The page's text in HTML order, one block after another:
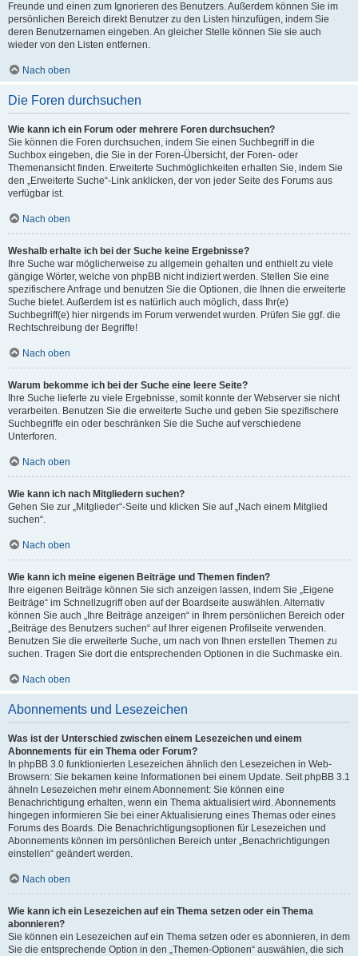
Freunde und einen zum Ignorieren des Benutzers. Außerdem können Sie im
persönlichen Bereich direkt Benutzer zu den Listen hinzufügen, indem Sie
deren Benutzernamen eingeben. An gleicher Stelle können Sie sie auch
wieder von den Listen entfernen.
Nach oben
Die Foren durchsuchen
Wie kann ich ein Forum oder mehrere Foren durchsuchen?
Sie können die Foren durchsuchen, indem Sie einen Suchbegriff in die
Suchbox eingeben, die Sie in der Foren-Übersicht, der Foren- oder
Themenansicht finden. Erweiterte Suchmöglichkeiten erhalten Sie, indem Sie
den „Erweiterte Suche“-Link anklicken, der von jeder Seite des Forums aus
verfügbar ist.
Nach oben
Weshalb erhalte ich bei der Suche keine Ergebnisse?
Ihre Suche war möglicherweise zu allgemein gehalten und enthielt zu viele
gängige Wörter, welche von phpBB nicht indiziert werden. Stellen Sie eine
spezifischere Anfrage und benutzen Sie die Optionen, die Ihnen die erweiterte
Suche bietet. Außerdem ist es natürlich auch möglich, dass Ihr(e)
Suchbegriff(e) hier nirgends im Forum verwendet wurden. Prüfen Sie ggf. die
Rechtschreibung der Begriffe!
Nach oben
Warum bekomme ich bei der Suche eine leere Seite?
Ihre Suche lieferte zu viele Ergebnisse, somit konnte der Webserver sie nicht
verarbeiten. Benutzen Sie die erweiterte Suche und geben Sie spezifischere
Suchbegriffe ein oder beschränken Sie die Suche auf verschiedene
Unterforen.
Nach oben
Wie kann ich nach Mitgliedern suchen?
Gehen Sie zur „Mitglieder“-Seite und klicken Sie auf „Nach einem Mitglied
suchen“.
Nach oben
Wie kann ich meine eigenen Beiträge und Themen finden?
Ihre eigenen Beiträge können Sie sich anzeigen lassen, indem Sie „Eigene
Beiträge“ im Schnellzugriff oben auf der Boardseite auswählen. Alternativ
können Sie auch „Ihre Beiträge anzeigen“ in Ihrem persönlichen Bereich oder
„Beiträge des Benutzers suchen“ auf Ihrer eigenen Profilseite verwenden.
Benutzen Sie die erweiterte Suche, um nach von Ihnen erstellen Themen zu
suchen. Tragen Sie dort die entsprechenden Optionen in die Suchmaske ein.
Nach oben
Abonnements und Lesezeichen
Was ist der Unterschied zwischen einem Lesezeichen und einem
Abonnements für ein Thema oder Forum?
In phpBB 3.0 funktionierten Lesezeichen ähnlich den Lesezeichen in Web-
Browsern: Sie bekamen keine Informationen bei einem Update. Seit phpBB 3.1
ähneln Lesezeichen mehr einem Abonnement: Sie können eine
Benachrichtigung erhalten, wenn ein Thema aktualisiert wird. Abonnements
hingegen informieren Sie bei einer Aktualisierung eines Themas oder eines
Forums des Boards. Die Benachrichtigungsoptionen für Lesezeichen und
Abonnements können im persönlichen Bereich unter „Benachrichtigungen
einstellen“ geändert werden.
Nach oben
Wie kann ich ein Lesezeichen auf ein Thema setzen oder ein Thema
abonnieren?
Sie können ein Lesezeichen auf ein Thema setzen oder es abonnieren, in dem
Sie die entsprechende Option in den „Themen-Optionen“ auswählen, die sich